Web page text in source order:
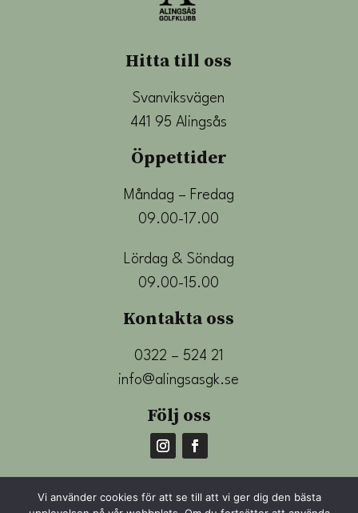
Hitta till oss
Svanviksvägen
441 95 Alingsås
Öppettider
Måndag – Fredag
09.00-17.00
Lördag & Söndag
09.00-15.00
Kontakta oss
0322 – 524 21
info@alingsasgk.se
Följ oss
Vi använder cookies för att se till att vi ger dig den bästa